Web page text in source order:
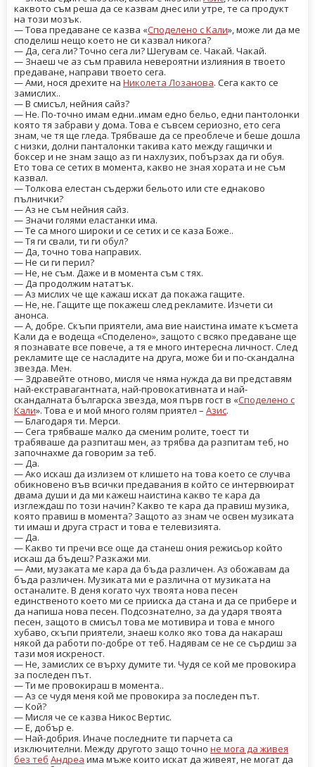
каквото съм реша да се казвам днес или утре, те са продукт
на този мозък.
— Това предаване се казва «Споделено с Кали», може ли да ме
споделиш нещо което не си казвал никога?
— Да, сега ли? Точно сега ли? Шегувам се. Чакай. Чакай.
— Знаеш че аз съм правила невероятни излияния в твоето
предаване, направи твоето сега.
— Ами, нося дрехите на Николета Лозанова. Сега както се
замислих..
— В смисъл, нейния сайз?
— Не. По-точно имам едни..имам едно бельо, едни пантолонки
която тя забрави у дома. Това е съвсем сериозно, ето сега
знам, че тя ще гледа. Трябваше да се преоблече и беше дошла
с низки, долни панталонки такива като между гащички и
боксер и не знам защо аз ги нахлузих, побързах да ги обуя.
Ето това се сетих в момента, какво не зная хората и не съм
казвал.
— Толкова елестан съдержи бельото или сте еднаково
пълнички?
— Аз не съм нейния сайз.
— Значи голями еластанки има.
— Те са много широки и се сетих и се каза Боже..
— Тя ги свали, ти ги обул?
— Да, точно това направих.
— Не си ги перил?
— Не, не съм. Даже и в момента съм с тях.
— Да продолжим нататък.
— Аз мислих че ще кажаш искат да покажа гащите.
— Не, не. Гащите ще покажеш след рекламите. Изчети си
анонса.
— А, добре. Скъпи приятели, ама вие наистина имате късмета
Кали да е водеща «Споделено», защото с всяко предаване ще
я познавате все повече, а тя е много интересна личност. След
рекламите ще се насладите на друга, може би и по-скандална
звезда. Мен.
— Здравейте отново, мисля че няма нужда да ви представям
най-екстравагантната, най-провокативната и най-
скандалната българска звезда, моя първ гост в «Споделено с
Кали». Това е и мой много голям приятел – Азис.
— Благодаря ти. Мерси.
— Сега трябваше малко да сменим ролите, тоест ти
трабяваше да разпиташ мен, аз трябва да разпитам теб, но
започнахме да говорим за теб.
— Да.
— Ако искаш да излизем от клишето на това което се случва
обикновено във всички предавания в който се интервюират
двама души и да ми кажеш наистина какво те кара да
изглеждаш по този начин? Какво те кара да правиш музика,
която правиш в момента? Защото аз знам че освен музиката
ти имаш и друга страст и това е телевизията.
— Да.
— Какво ти пречи все още да станеш ония режисьор който
искаш да бъдеш? Разкажи ми.
— Ами, музаката ме кара да бъда различен. Аз обожавам да
бъда различен. Музиката ми е различна от музиката на
останалите. В деня когато чух твоята нова песен
единственото което ми се прииска да стана и да се прибере и
да напиша нова песен. Подсознателно, за да ударя твоята
песен, защото в смисъл това ме мотивира и това е много
хубаво, скъпи приятели, знаеш колко яко това да накараш
някой да работи по-добре от теб. Надявам се не се сърдиш за
тази моя искреност.
— Не, замислих се върху думите ти. Чудя се кой ме провокира
за последен път.
— Ти ме провокираш в момента..
— Аз се чудя меня кой ме провокира за последен път.
— Кой?
— Мисля че се казва Никос Вертис.
— Е, добър е.
— Най-добрия. Иначе последните ти парчета са
изключителни. Между другото защо точно не мога да живея
без теб Андреа има мъже които искат да живеят, не могат да